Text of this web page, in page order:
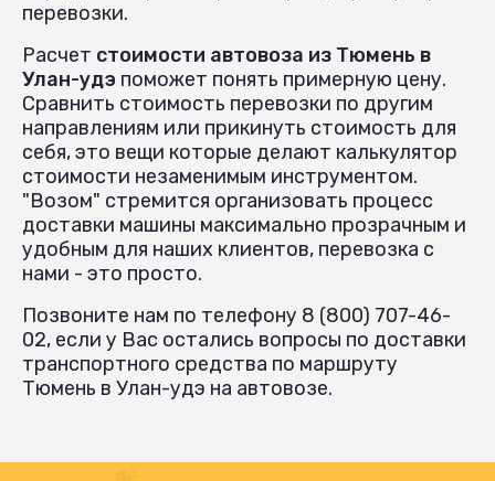
перевозки.
Расчет стоимости автовоза из Тюмень в
Улан-удэ поможет понять примерную цену.
Сравнить стоимость перевозки по другим
направлениям или прикинуть стоимость для
себя, это вещи которые делают калькулятор
стоимости незаменимым инструментом.
"Возом" стремится организовать процесс
доставки машины максимально прозрачным и
удобным для наших клиентов, перевозка с
нами - это просто.
Позвоните нам по телефону 8 (800) 707-46-
02, если у Вас остались вопросы по доставки
транспортного средства по маршруту
Тюмень в Улан-удэ на автовозе.